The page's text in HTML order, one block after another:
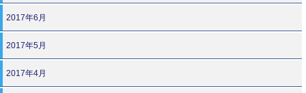
2017年6月
2017年5月
2017年4月